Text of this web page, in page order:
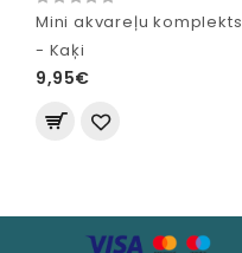
Mini akvareļu komplekts
- Kaķi
9,95€